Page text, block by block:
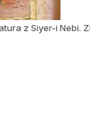
z Siyer-i Nebi.